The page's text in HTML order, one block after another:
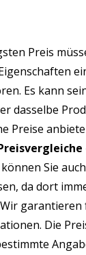
Preis
Es kann
dasselbe
Preise
Sie
da dort
Die